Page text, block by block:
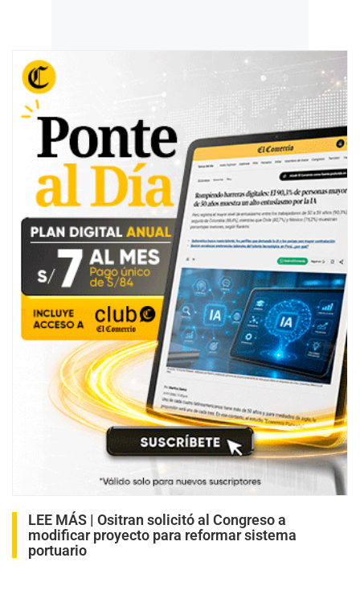
LEE MÁS | Ositran solicitó al Congreso a
modificar proyecto para reformar sistema
portuario